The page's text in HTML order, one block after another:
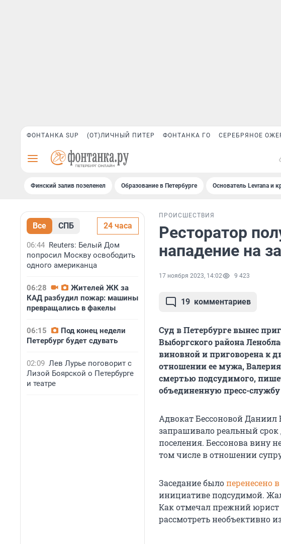
ФОНТАНКА SUP (ОТ)ЛИЧНЫЙ ПИТЕР ФОНТАНКА ГО СЕРЕБРЯНОЕ
Финский залив позеленел Образование в Петербурге Основатель Levrana и
Все СПБ 24 часа
06:44 Reuters: Белый Дом
попросил Москву освободить
одного американца
06:28
Жителей ЖК за
КАД разбудил пожар: машины
превращались в факелы
06:15
Под конец недели
Петербург будет сдувать
02:09 Лев Лурье поговорит с
Лизой Боярской о Петербурге
и театре
ПРОИСШЕСТВИЯ
Ресторатор
нападение на
17 ноября 2023, 14:02 9 423
19 комментариев
Суд в Петербурге вынес
Выборгского района
виновной и приговорена к
отношении ее мужа,
смертью подсудимого,
объединенную пресс-службу
Адвокат Бессоновой Даниил
запрашивало реальный
поселения. Бессонова вину
том числе в отношении
Заседание былоперенесено
инициативе подсудимой.
Как отмечал прежний юрист
рассмотреть необъективно